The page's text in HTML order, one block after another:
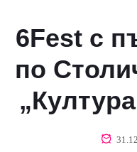
през 2025 г.
6Fest с
по